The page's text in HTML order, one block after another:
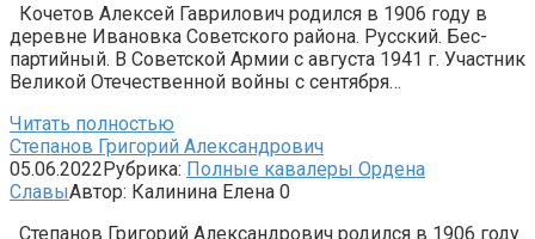
Кочетов Алексей Гаврилович родился в 1906 году в
деревне Иванов­ка Советского района. Русский. Бес­
партийный. В Советской Армии с ав­густа 1941 г. Участник
Великой Отечественной войны с сентября…
Читать полностью
Степанов Григорий Александрович
05.06.2022Рубрика: Полные кавалеры Ордена
СлавыАвтор: Калинина Елена 0
Степанов Григорий Александрович родился в 1906 году